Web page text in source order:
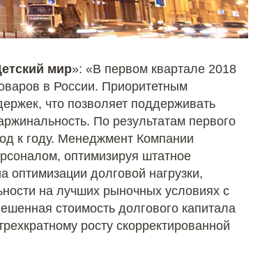
мир»: «В первом квартале 2018
в России. Приоритетным
что позволяет поддерживать
По результатам первого
к году. Менеджмент Компании
оптимизируя штатное
оптимизации долговой нагрузки,
на лучших рыночных условиях с
стоимость долгового капитала
росту скорректированной